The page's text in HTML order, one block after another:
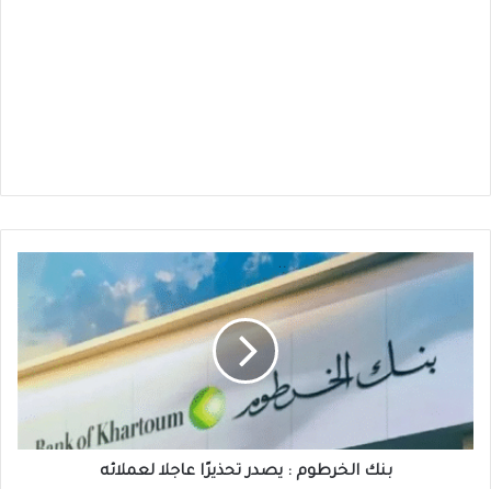
بنك
الخرطوم
يصدر
بنك الخرطوم : يصدر تحذيرًا عاجلا لعملائه